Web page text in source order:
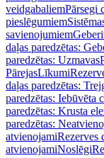
veidgabaliemPārsegi
pieslēgumiem
savienojumiem
daļas paredzētas:
paredzētas: Uzmavas
PārejasLīkumi
daļas paredzētas:
paredzētas: Iebūvēta
paredzētas: Krusta
paredzētas:
atvienojamiRezerves
atvienojamiNoslēgi